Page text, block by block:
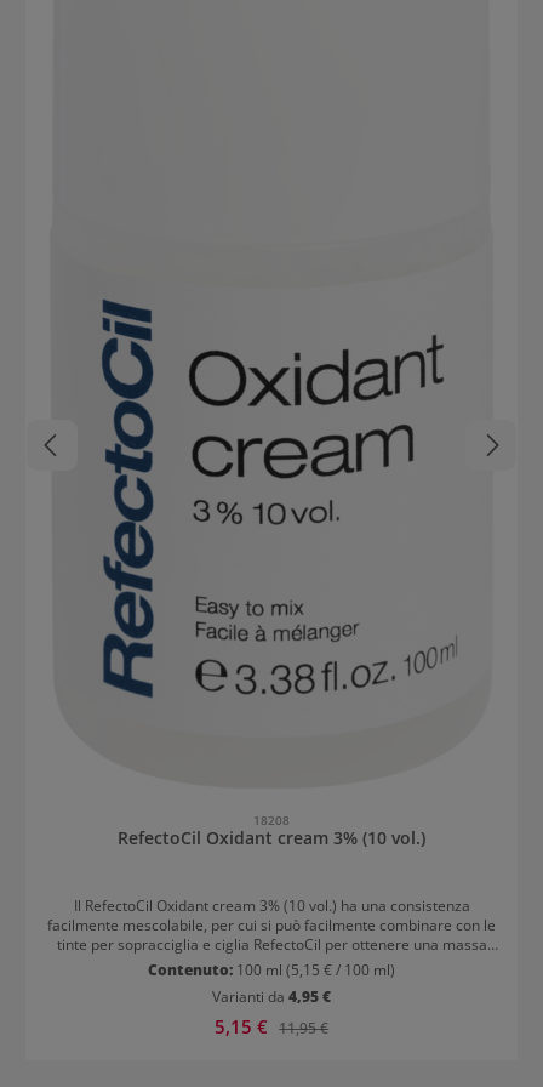
18208
RefectoCil Oxidant cream 3% (10 vol.)
Il RefectoCil Oxidant cream 3% (10 vol.) ha una consistenza
facilmente mescolabile, per cui si può facilmente combinare con le
tinte per sopracciglia e ciglia RefectoCil per ottenere una massa
omogenea. La consistenza cremosa si applica facilmente, è
inodore e garantisce un risultato di colore perfetto. Con l'apertura
stretta sulla chiusura pratica della bottiglia la crema può essere
dosata con precisione e parsimonia. In questo modo si garantisce
anche che nessuno sporco dall'esterno entri nella bottiglia. Il
Contenuto: 100 ml (5,15 € / 100 ml)
Varianti da 4,95 €
Prezzo di vendita:
5,15 € Prezzo normale:
11,95 €